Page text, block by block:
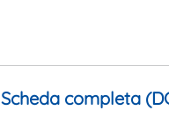
Scheda completa